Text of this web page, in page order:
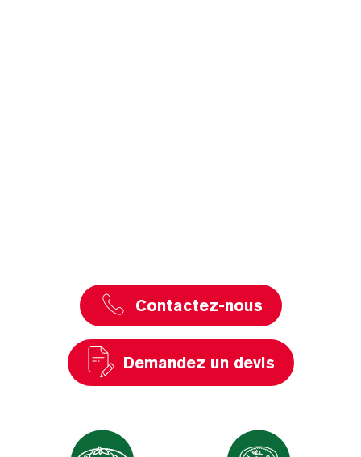
Contactez-nous
Demandez un devis